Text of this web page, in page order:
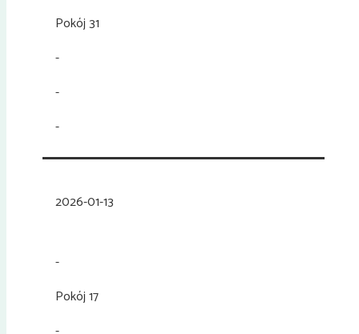
Pokój 31
-
-
-
2026-01-13
-
Pokój 17